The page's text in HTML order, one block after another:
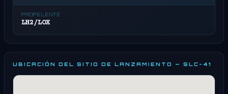
PROPELENTE
LH2/LOX
UBICACIÓN DEL SITIO DE LANZAMIENTO — SLC-41